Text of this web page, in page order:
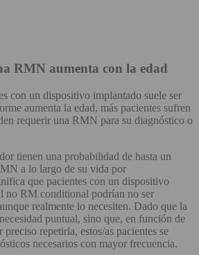
RMN aumenta con la edad
con un dispositivo implantado suele ser
aumenta la edad, más pacientes sufren
requerir una RMN para su diagnóstico o
tienen una probabilidad de hasta un
a lo largo de su vida por
que pacientes con un dispositivo
no RM conditional podrían no ser
realmente lo necesiten. Dado que la
puntual, sino que, en función de
preciso repetirla, estos/as pacientes se
necesarios con mayor frecuencia.